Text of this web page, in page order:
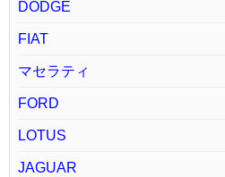
DODGE
FIAT
マセラティ
FORD
LOTUS
JAGUAR